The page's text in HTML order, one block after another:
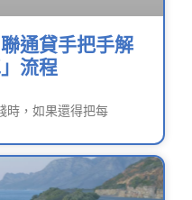
通貸手把手解
流程
時，如果還得把每